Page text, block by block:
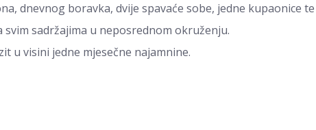
dnevnog boravka, dvije spavaće sobe, jedne kupaonice
sadržajima u neposrednom okruženju.
u visini jedne mjesečne najamnine.